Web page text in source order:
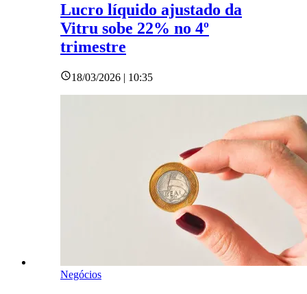
Lucro líquido ajustado da
Vitru sobe 22% no 4º
trimestre
18/03/2026 | 10:35
Negócios